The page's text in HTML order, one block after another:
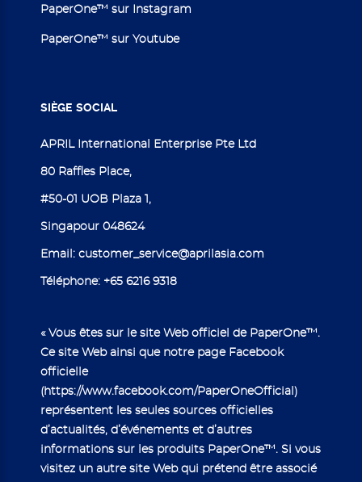
PaperOne™ sur Instagram
PaperOne™ sur Youtube
SIÈGE SOCIAL
APRIL International Enterprise Pte Ltd
80 Raffles Place,
#50-01 UOB Plaza 1,
Singapour 048624
Email: customer_service@aprilasia.com
Téléphone: +65 6216 9318
« Vous êtes sur le site Web officiel de PaperOne™.
Ce site Web ainsi que notre page Facebook
officielle
(https://www.facebook.com/PaperOneOfficial )
représentent les seules sources officielles
d’actualités, d’événements et d’autres
informations sur les produits PaperOne™. Si vous
visitez un autre site Web qui prétend être associé